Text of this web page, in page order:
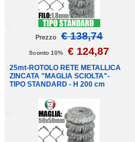
Prezzo € 138,74
Sconto 10% € 124,87
25mt-ROTOLO RETE METALLICA
ZINCATA "MAGLIA SCIOLTA"-
TIPO STANDARD - H 200 cm